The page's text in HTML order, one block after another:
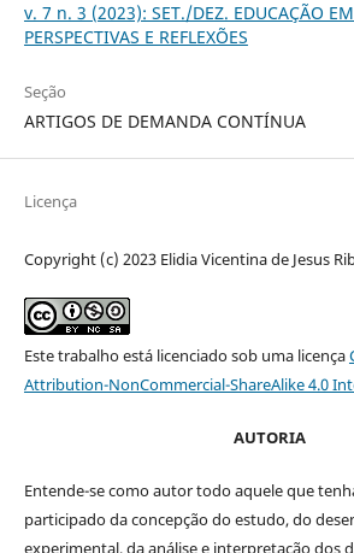
v. 7 n. 3 (2023): SET./DEZ. EDUCAÇÃO
PERSPECTIVAS E REFLEXÕES
Seção
ARTIGOS DE DEMANDA CONTÍNUA
Licença
Copyright (c) 2023 Elidia Vicentina de Jesus
Este trabalho está licenciado sob uma licença
Attribution-NonCommercial-ShareAlike 4.0
AUTORIA
Entende-se como autor todo aquele que
participado da concepção do estudo, do
experimental, da análise e interpretação dos